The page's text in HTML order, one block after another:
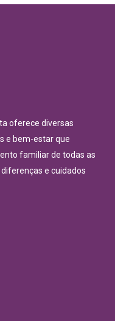
oferece diversas
e bem-estar que
familiar de todas as
e cuidados